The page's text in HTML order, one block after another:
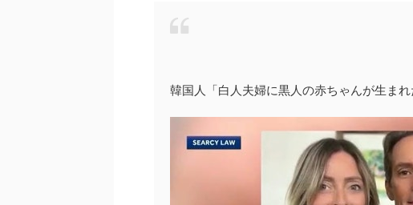
韓国人「白人夫婦に黒人の赤ちゃんが生ま